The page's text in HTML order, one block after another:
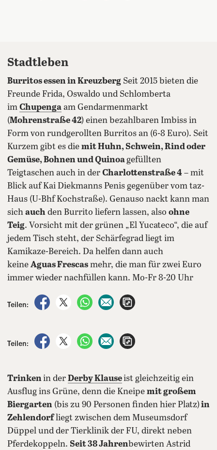
Stadtleben
Burritos essen in Kreuzberg Seit 2015 bieten die
Freunde Frida, Oswaldo und Schlomberta
im Chupenga am Gendarmenmarkt
(Mohrenstraße 42) einen bezahlbaren Imbiss in
Form von rundgerollten Burritos an (6-8 Euro). Seit
Kurzem gibt es die mit Huhn, Schwein, Rind oder
Gemüse, Bohnen und Quinoagefüllten
Teigtaschen auch in der Charlottenstraße 4 – mit
Blick auf Kai Diekmanns Penis gegenüber vom taz-
Haus (U-Bhf Kochstraße). Genauso nackt kann man
sich auch den Burrito liefern lassen, also ohne
Teig. Vorsicht mit der grünen „El Yucateco“, die auf
jedem Tisch steht, der Schärfegrad liegt im
Kamikaze-Bereich. Da helfen dann auch
keine Aguas Frescas mehr, die man für zwei Euro
immer wieder nachfüllen kann. Mo-Fr 8-20 Uhr
Teilen:
auf Facebook teilen
auf X teilenper WhatsApp teilen
per E-Mail teilen
Teilen:
auf Facebook teilen
auf X teilenper WhatsApp teilen
per E-Mail teilen
Trinkenin der Derby Klauseist gleichzeitig ein
Ausflug ins Grüne, denn die Kneipe mit großem
Biergarten (bis zu 90 Personen finden hier Platz)in
Zehlendorfliegt zwischen dem Museumsdorf
Düppel und der Tierklinik der FU, direkt neben
Pferdekoppeln. Seit 38 Jahrenbewirten Astrid